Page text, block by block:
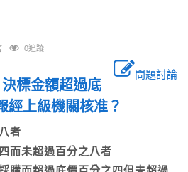
0追蹤
問題討論
標金額超過底
經上級機關核准？
者
而未超過百分之八者